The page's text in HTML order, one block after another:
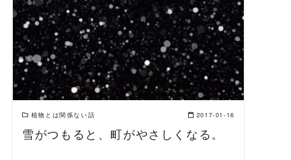
READ MORE
植物とは関係ない話 2017-01-16
雪がつもると、町がやさしくなる。